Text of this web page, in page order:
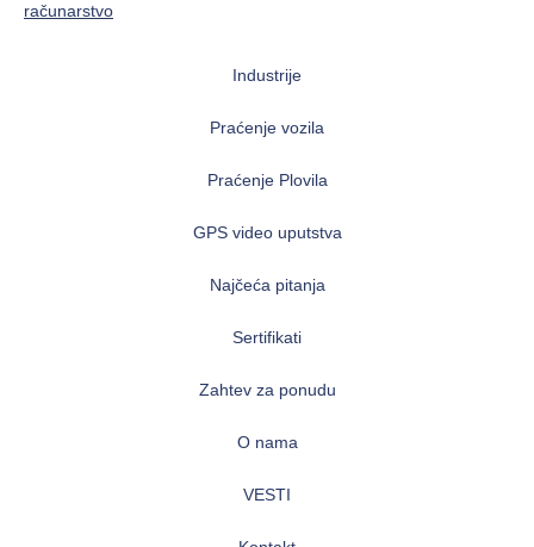
računarstvo
Industrije
Praćenje vozila
Praćenje Plovila
GPS video uputstva
Najčeća pitanja
Sertifikati
Zahtev za ponudu
O nama
VESTI